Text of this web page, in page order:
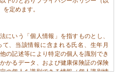
定めます。
にいう「個人情報」を指すものとし、
、当該情報に含まれる氏名、生年月
の記述等により特定の個人を識別でき
かるデータ、および健康保険証の保険
の個人を識別できる情報（個人識別情